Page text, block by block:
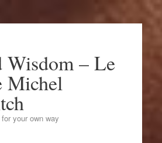
Wisdom – Le
Michel
your own way